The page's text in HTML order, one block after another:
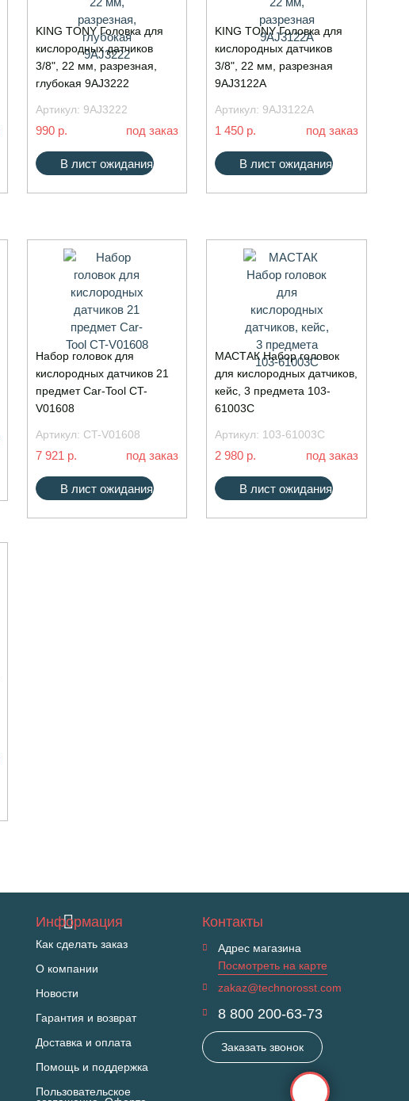
KING TONY Головка для
кислородных датчиков
3/8", 22 мм, разрезная,
глубокая 9AJ3222
Артикул: 9AJ3222
990 р. под заказ
В лист ожидания
KING TONY Головка для
кислородных датчиков
3/8", 22 мм, разрезная
9AJ3122A
Артикул: 9AJ3122A
1 450 р. под заказ
В лист ожидания
Набор головок для
кислородных датчиков 21
предмет Car-Tool CT-
V01608
Артикул: CT-V01608
7 921 р. под заказ
В лист ожидания
МАСТАК Набор головок
для кислородных датчиков,
кейс, 3 предмета 103-
61003C
Артикул: 103-61003C
2 980 р. под заказ
В лист ожидания
Информация
Как сделать заказ
О компании
Новости
Гарантия и возврат
Доставка и оплата
Помощь и поддержка
Пользовательское
Контакты
Адрес магазина
Посмотреть на карте
zakaz@technorosst.com
8 800 200-63-73
Заказать звонок